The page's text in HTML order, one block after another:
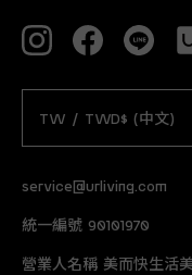
service@urliving.com
統一編號 90101970
營業人名稱 美而快生活
TW / TWD$ (中文)